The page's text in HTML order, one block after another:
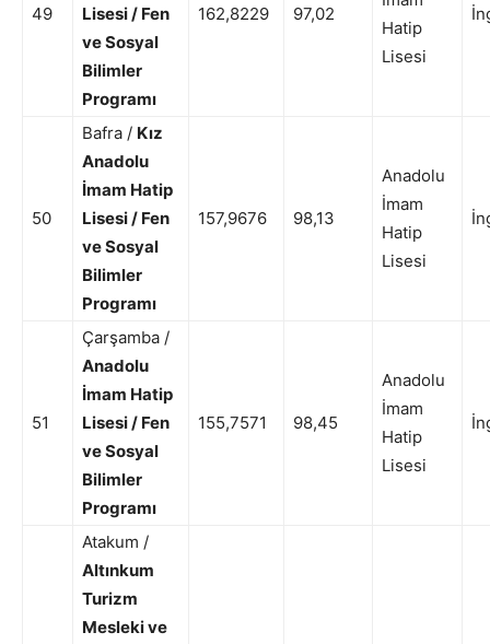
49
Lisesi / Fen
ve Sosyal
Bilimler
Programı
162,8229 97,02
Hatip
Lisesi
50
Bafra / Kız
Anadolu
İmam Hatip
Lisesi / Fen
ve Sosyal
Bilimler
Programı
157,9676 98,13
Anadolu
İmam
Hatip
Lisesi
51
Çarşamba /
Anadolu
İmam Hatip
Lisesi / Fen
ve Sosyal
Bilimler
Programı
155,7571 98,45
Anadolu
İmam
Hatip
Lisesi
Atakum /
Altınkum
Turizm
Mesleki ve